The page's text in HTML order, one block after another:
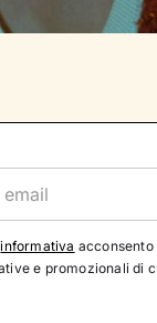
informativa
e promozionali di